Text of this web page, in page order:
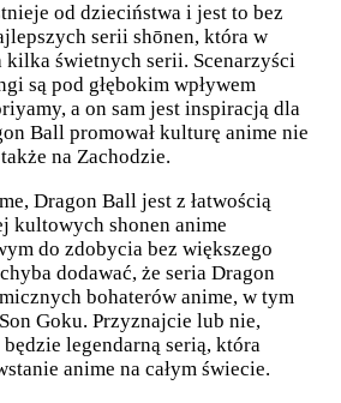
od dzieciństwa i jest to bez
serii shōnen, która w
kilka świetnych serii. Scenarzyści
są pod głębokim wpływem
a on sam jest inspiracją dla
Ball promował kulturę anime nie
na Zachodzie.
Dragon Ball jest z łatwością
kultowych shonen anime
do zdobycia bez większego
dodawać, że seria Dragon
bohaterów anime, w tym
Goku. Przyznajcie lub nie,
legendarną serią, która
anime na całym świecie.